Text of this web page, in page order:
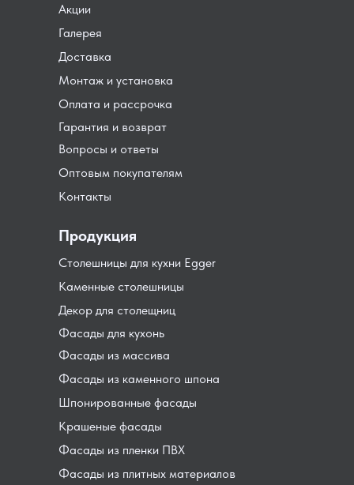
Гарантия и возврат
Монтаж и установка
Доставка
Оплата и рассрочка
Оптовым покупателям
Контакты
Вопросы и ответы
Фасады для кухонь
Каменные столешницы
Столешницы для кухни Egger
Декор для столещниц
Шпонированные фасады
Фасады из массива
Фасады из каменного шпона
Крашеные фасады
Фасады из пленки ПВХ
Фасады из плитных материалов
Акции
Галерея
Продукция